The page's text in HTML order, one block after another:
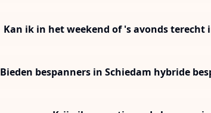
Kan ik in het weekend of 's avonds terecht
Bieden bespanners in Schiedam hybride